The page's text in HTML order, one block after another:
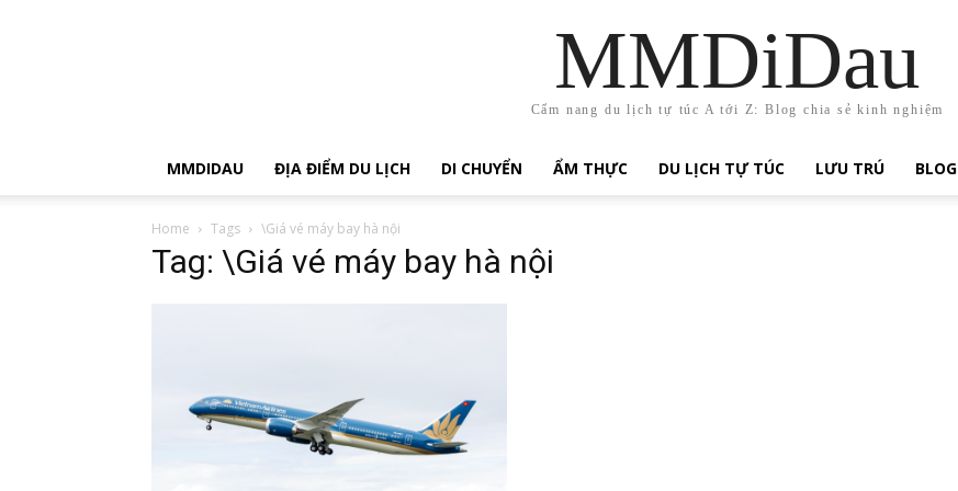
MMDiDau
Cẩm nang du lịch tự túc A tới Z: Blog chia sẻ kinh nghiệm
MMDIDAU ĐỊA ĐIỂM DU LỊCH DI CHUYỂN ẨM THỰC DU LỊCH TỰ TÚC LƯU TRÚ BLOG
Home Tags \Giá vé máy bay hà nội
Tag: \Giá vé máy bay hà nội